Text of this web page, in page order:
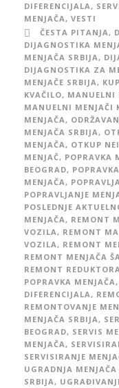
DIFERENCIJALA,
MENJAČA, VESTI
ČESTA PITANJA,
DIJAGNOSTIKA
MENJAČA SRBIJA,
DIJAGNOSTIKA ZA
MENJAČE SRBIJA,
KVAČILO, MANUELNI
MANUELNI MENJAČI
MENJAČA,
MENJAČA SRBIJA,
MENJAČA, OTKUP
MENJAČ, POPRAVKA
BEOGRAD,
MENJAČA,
POPRAVLJANJE
POSLEDNJE
MENJAČA, REMONT
VOZILA, REMONT
VOZILA, REMONT
REMONT MENJAČA
REMONT
POPRAVKA MENJAČA,
DIFERENCIJALA,
REMONTOVANJE
MENJAČA SRBIJA,
BEOGRAD, SERVIS
MENJAČA,
SERVISIRANJE
UGRADNJA MENJAČA
SRBIJA,